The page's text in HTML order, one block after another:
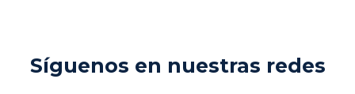
Síguenos en nuestras redes